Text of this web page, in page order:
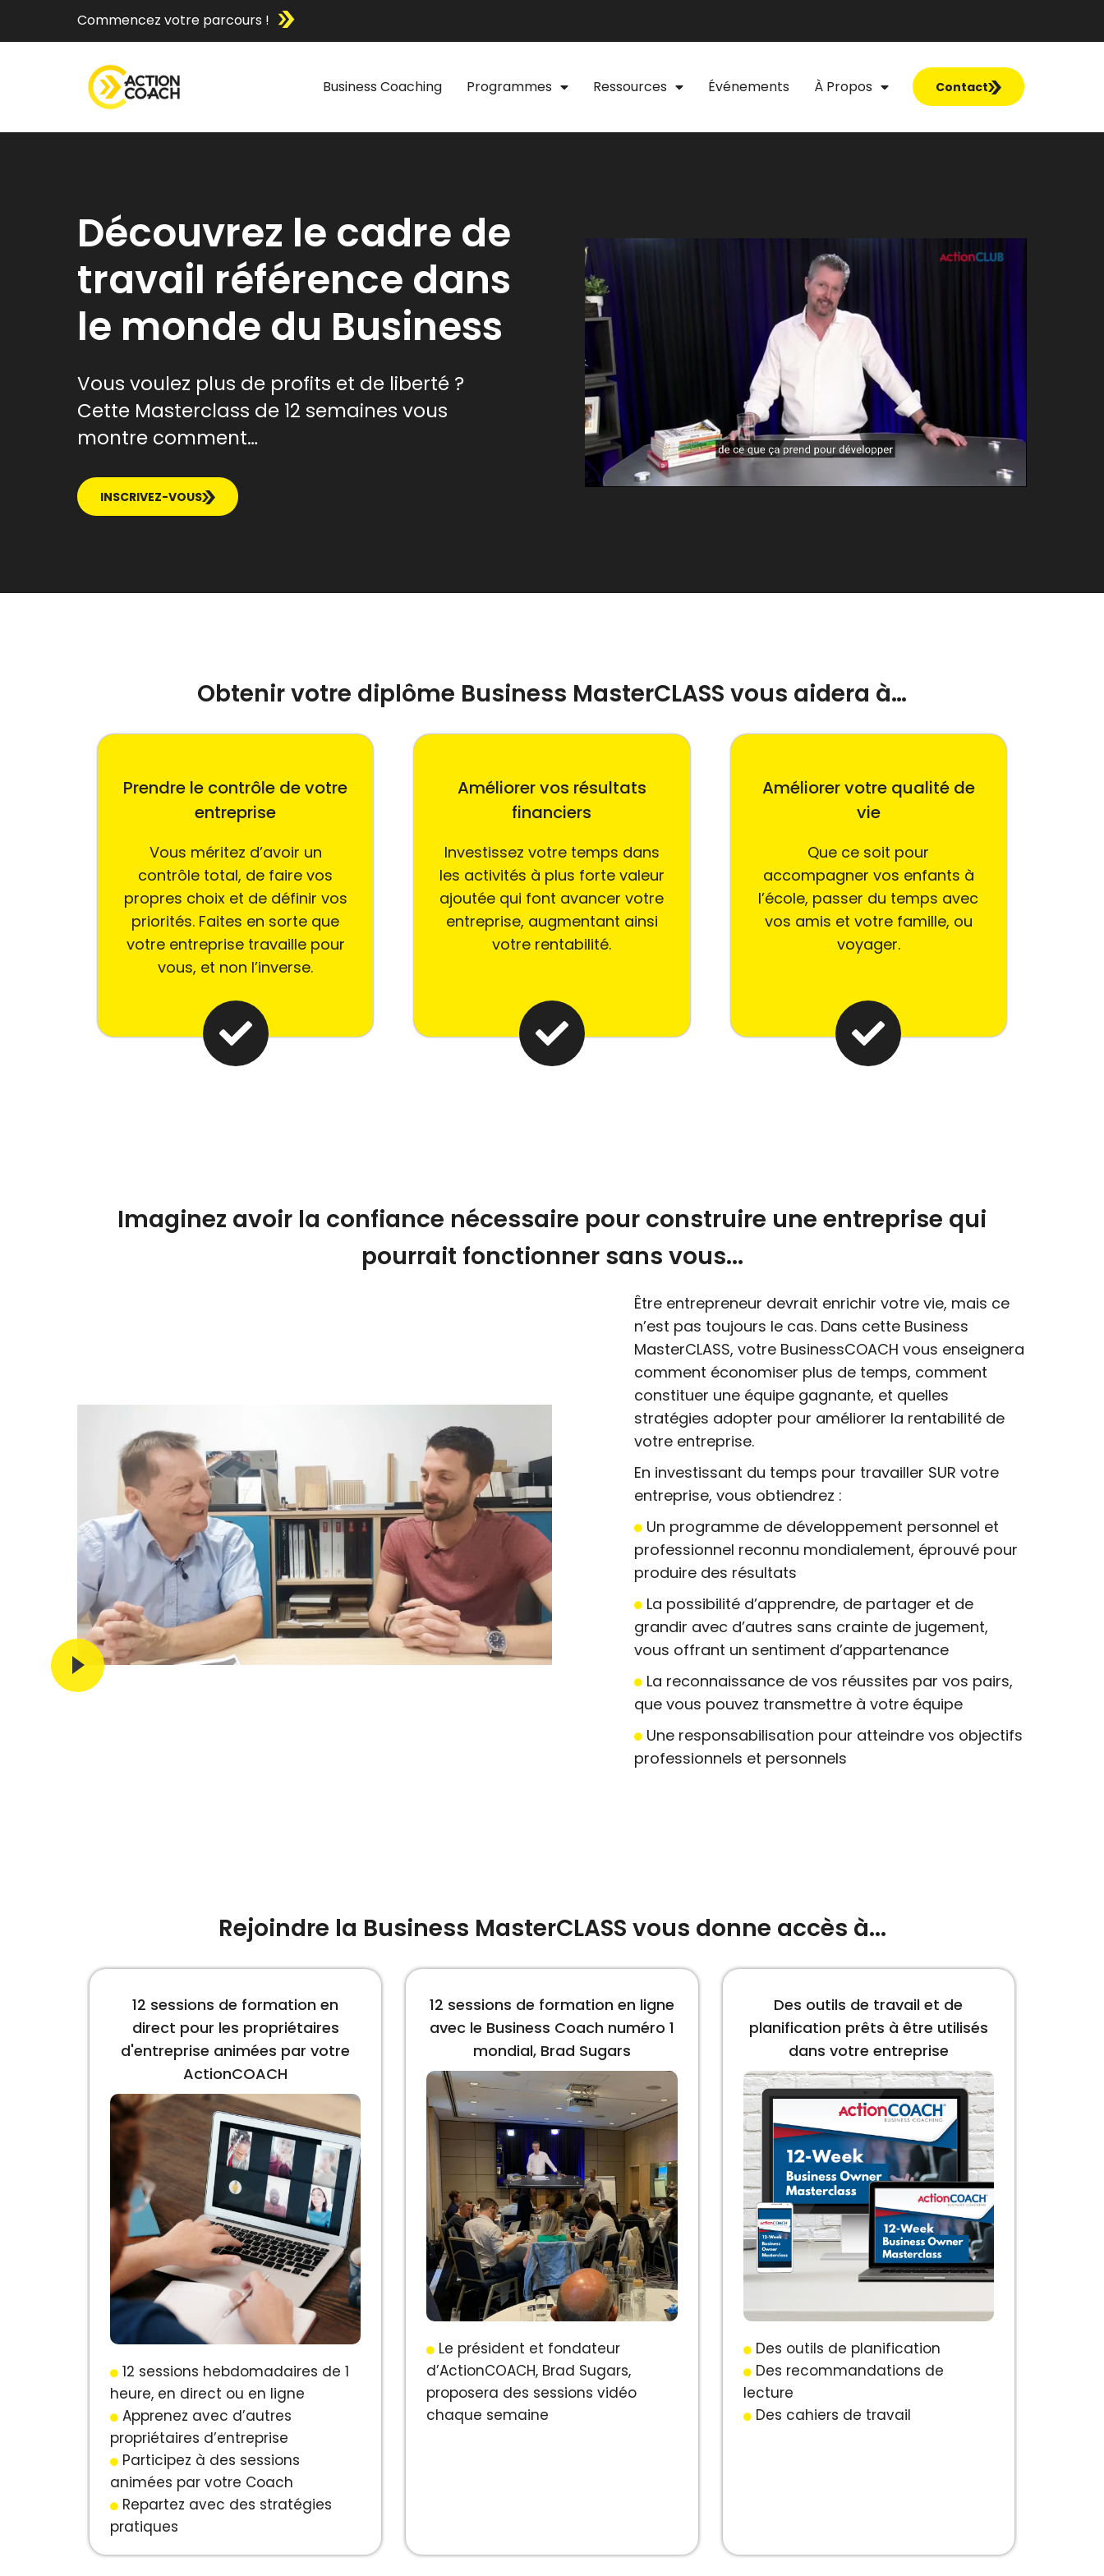
Commencez votre parcours !
Business Coaching Programmes Ressources Événements À Propos Contact
Découvrez le cadre de
travail référence dans
le monde du Business
Vous voulez plus de profits et de liberté ?
Cette Masterclass de 12 semaines vous
montre comment…
INSCRIVEZ-VOUS
Obtenir votre diplôme Business MasterCLASS vous aidera à…
Prendre le contrôle de votre
entreprise
Vous méritez d’avoir un
contrôle total, de faire vos
propres choix et de définir vos
priorités. Faites en sorte que
votre entreprise travaille pour
vous, et non l’inverse.
Améliorer vos résultats
financiers
Investissez votre temps dans
les activités à plus forte valeur
ajoutée qui font avancer votre
entreprise, augmentant ainsi
votre rentabilité.
Améliorer votre qualité de
vie
Que ce soit pour
accompagner vos enfants à
l’école, passer du temps avec
vos amis et votre famille, ou
voyager.
Imaginez avoir la confiance nécessaire pour construire une entreprise qui
pourrait fonctionner sans vous...
Être entrepreneur devrait enrichir votre vie, mais ce
n’est pas toujours le cas. Dans cette Business
MasterCLASS, votre BusinessCOACH vous enseignera
comment économiser plus de temps, comment
constituer une équipe gagnante, et quelles
stratégies adopter pour améliorer la rentabilité de
votre entreprise.
En investissant du temps pour travailler SUR votre
entreprise, vous obtiendrez :
Un programme de développement personnel et
professionnel reconnu mondialement, éprouvé pour
produire des résultats
La possibilité d’apprendre, de partager et de
grandir avec d’autres sans crainte de jugement,
vous offrant un sentiment d’appartenance
La reconnaissance de vos réussites par vos pairs,
que vous pouvez transmettre à votre équipe
Une responsabilisation pour atteindre vos objectifs
professionnels et personnels
Rejoindre la Business MasterCLASS vous donne accès à...
12 sessions de formation en
direct pour les propriétaires
d'entreprise animées par votre
ActionCOACH
12 sessions hebdomadaires de 1
heure, en direct ou en ligne
Apprenez avec d’autres
propriétaires d’entreprise
Participez à des sessions
animées par votre Coach
Repartez avec des stratégies
pratiques
12 sessions de formation en ligne
avec le Business Coach numéro 1
mondial, Brad Sugars
Le président et fondateur
d’ActionCOACH, Brad Sugars,
proposera des sessions vidéo
chaque semaine
Des outils de travail et de
planification prêts à être utilisés
dans votre entreprise
Des outils de planification
Des recommandations de
lecture
Des cahiers de travail